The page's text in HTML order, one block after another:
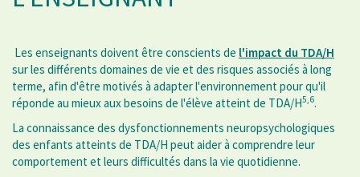
Les enseignants doivent être conscients de l'impact du TDA/H
sur les différents domaines de vie et des risques associés à long
terme, afin d'être motivés à adapter l'environnement pour qu'il
réponde au mieux aux besoins de l'élève atteint de TDA/H5,6.
La connaissance des dysfonctionnements neuropsychologiques
des enfants atteints de TDA/H peut aider à comprendre leur
comportement et leurs difficultés dans la vie quotidienne.